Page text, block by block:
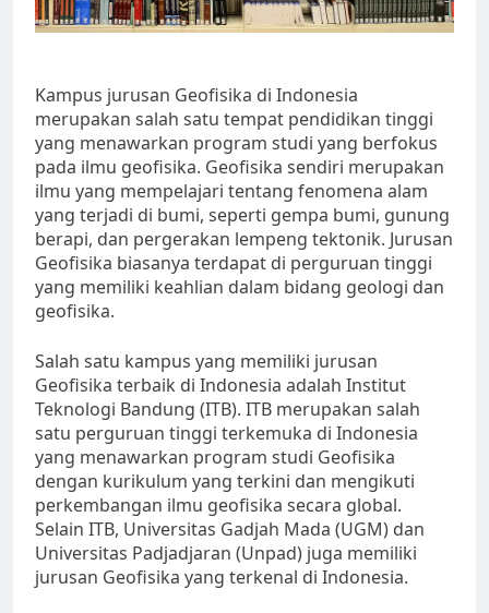
Kampus jurusan Geofisika di Indonesia
merupakan salah satu tempat pendidikan tinggi
yang menawarkan program studi yang berfokus
pada ilmu geofisika. Geofisika sendiri merupakan
ilmu yang mempelajari tentang fenomena alam
yang terjadi di bumi, seperti gempa bumi, gunung
berapi, dan pergerakan lempeng tektonik. Jurusan
Geofisika biasanya terdapat di perguruan tinggi
yang memiliki keahlian dalam bidang geologi dan
geofisika.
Salah satu kampus yang memiliki jurusan
Geofisika terbaik di Indonesia adalah Institut
Teknologi Bandung (ITB). ITB merupakan salah
satu perguruan tinggi terkemuka di Indonesia
yang menawarkan program studi Geofisika
dengan kurikulum yang terkini dan mengikuti
perkembangan ilmu geofisika secara global.
Selain ITB, Universitas Gadjah Mada (UGM) dan
Universitas Padjadjaran (Unpad) juga memiliki
jurusan Geofisika yang terkenal di Indonesia.